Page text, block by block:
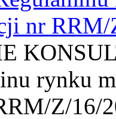
nr
rynku
Z/16/